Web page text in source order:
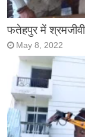
फतेहपुर में
May 8, 2022